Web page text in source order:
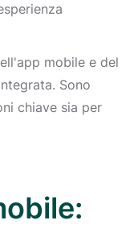
mobile e del
Sono
chiave sia per